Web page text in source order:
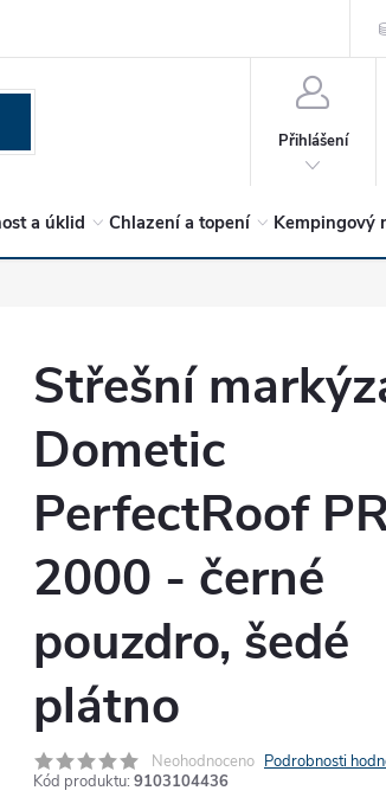
zboží vrátit? O
Přihlášení
a úklid Chlazení a topení Kempingový
Střešní
Dometic
PerfectRoof
2000 - černé
pouzdro, šedé
plátno
Neohodnoceno Podrobnosti
Kód produktu: 9103104436